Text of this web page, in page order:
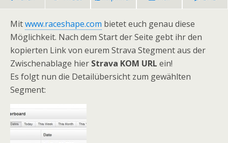
Mitwww.raceshape.com bietet euch genau diese
Möglichkeit. Nach dem Start der Seite gebt ihr den
kopierten Link von eurem Strava Stegment aus der
Zwischenablage hier Strava KOM URL ein!
Es folgt nun die Detailübersicht zum gewählten
Segment: